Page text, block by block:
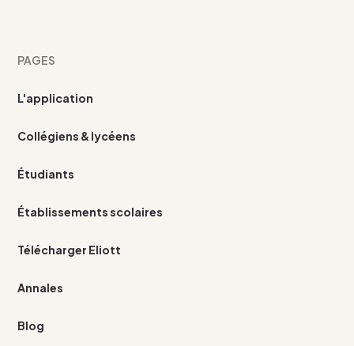
PAGES
L'application
Collégiens & lycéens
Étudiants
Établissements scolaires
Télécharger Eliott
Annales
Blog